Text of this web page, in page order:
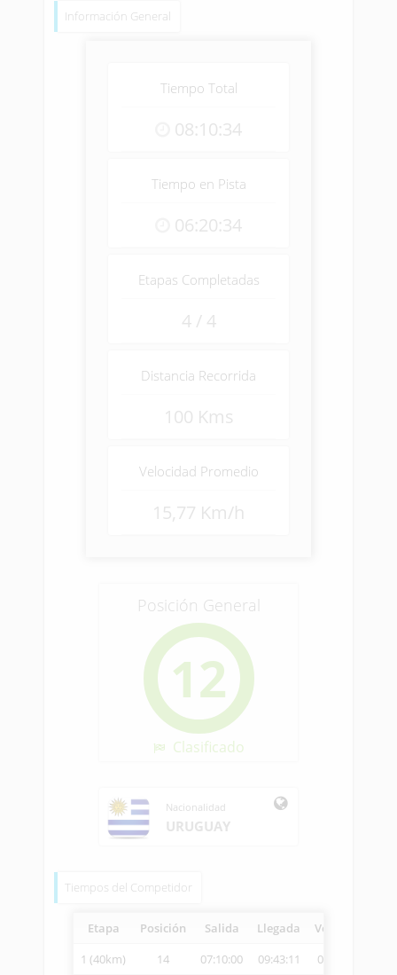
Información General
Tiempo Total
08:10:34
Tiempo en Pista
06:20:34
Etapas Completadas
4 / 4
Distancia Recorrida
100 Kms
Velocidad Promedio
15,77 Km/h
Posición General
12
Clasificado
Nacionalidad
URUGUAY
Tiempos del Competidor
Etapa Posición Salida Llegada Vetcheck
1 (40km)
14 07:10:00 09:43:11 09:45:06